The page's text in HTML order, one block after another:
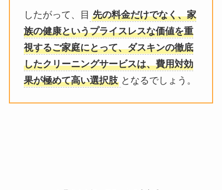
したがって、目 先の料金だけでなく、家
族の健康というプライスレスな価値を重
視するご家庭にとって、ダスキンの徹底
したクリーニングサービスは、費用対効
果が極めて高い選択肢 となるでしょう。